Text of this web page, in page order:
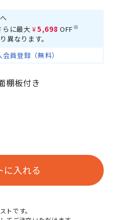
らに最大 ¥5,698 OFF※
異なります。
会員登録（無料）
棚板付き
に入れる
トです。